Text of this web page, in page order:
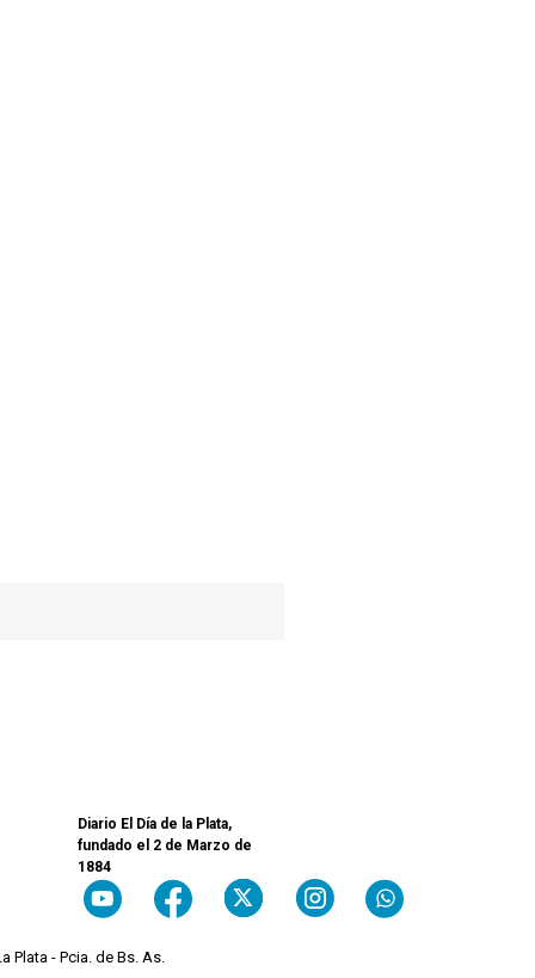
Diario El Día de la Plata,
fundado el 2 de Marzo de
1884
Plata - Pcia. de Bs. As.